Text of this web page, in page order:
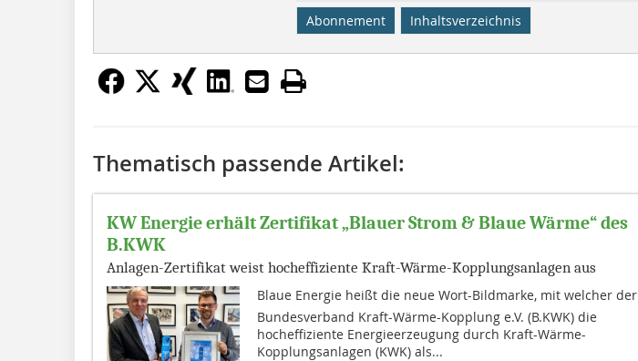
Abonnement Inhaltsverzeichnis
Thematisch passende Artikel:
KW Energie erhält Zertifikat „Blauer Strom & Blaue Wärme“ des
B.KWK
Anlagen-Zertifikat weist hocheffiziente Kraft-Wärme-Kopplungsanlagen aus
Blaue Energie heißt die neue Wort-Bildmarke, mit welcher der
Bundesverband Kraft-Wärme-Kopplung e.V. (B.KWK) die
hocheffiziente Energieerzeugung durch Kraft-Wärme-
Kopplungsanlagen (KWK) als...